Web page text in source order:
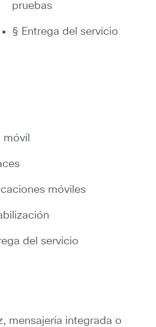
pruebas
§ Entrega del servicio
móvil
móviles
del servicio
mensajería integrada o